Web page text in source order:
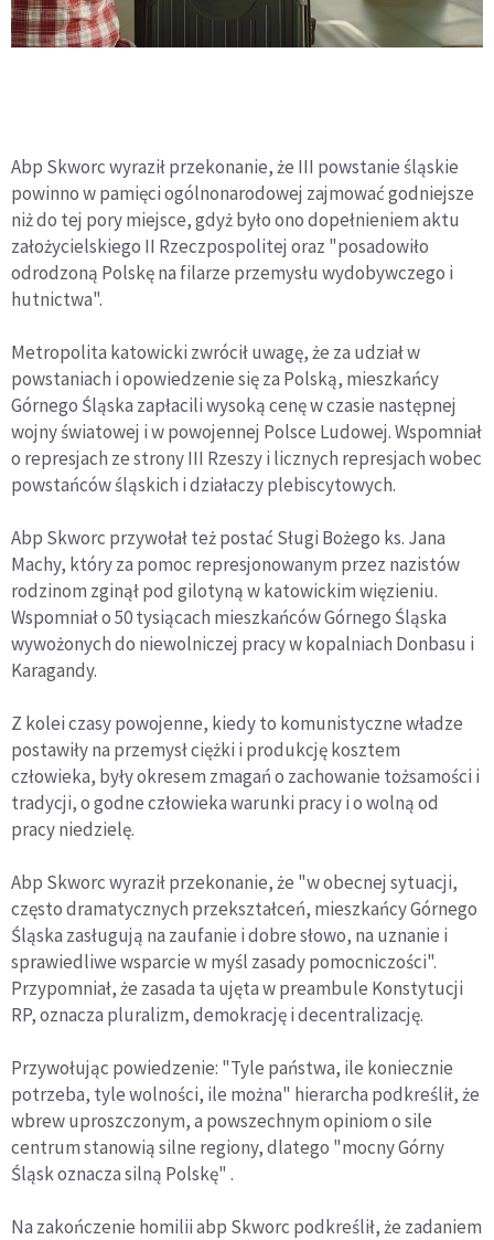
Abp Skworc wyraził przekonanie, że III powstanie śląskie
powinno w pamięci ogólnonarodowej zajmować godniejsze
niż do tej pory miejsce, gdyż było ono dopełnieniem aktu
założycielskiego II Rzeczpospolitej oraz "posadowiło
odrodzoną Polskę na filarze przemysłu wydobywczego i
hutnictwa".
Metropolita katowicki zwrócił uwagę, że za udział w
powstaniach i opowiedzenie się za Polską, mieszkańcy
Górnego Śląska zapłacili wysoką cenę w czasie następnej
wojny światowej i w powojennej Polsce Ludowej. Wspomniał
o represjach ze strony III Rzeszy i licznych represjach wobec
powstańców śląskich i działaczy plebiscytowych.
Abp Skworc przywołał też postać Sługi Bożego ks. Jana
Machy, który za pomoc represjonowanym przez nazistów
rodzinom zginął pod gilotyną w katowickim więzieniu.
Wspomniał o 50 tysiącach mieszkańców Górnego Śląska
wywożonych do niewolniczej pracy w kopalniach Donbasu i
Karagandy.
Z kolei czasy powojenne, kiedy to komunistyczne władze
postawiły na przemysł ciężki i produkcję kosztem
człowieka, były okresem zmagań o zachowanie tożsamości i
tradycji, o godne człowieka warunki pracy i o wolną od
pracy niedzielę.
Abp Skworc wyraził przekonanie, że "w obecnej sytuacji,
często dramatycznych przekształceń, mieszkańcy Górnego
Śląska zasługują na zaufanie i dobre słowo, na uznanie i
sprawiedliwe wsparcie w myśl zasady pomocniczości".
Przypomniał, że zasada ta ujęta w preambule Konstytucji
RP, oznacza pluralizm, demokrację i decentralizację.
Przywołując powiedzenie: "Tyle państwa, ile koniecznie
potrzeba, tyle wolności, ile można" hierarcha podkreślił, że
wbrew uproszczonym, a powszechnym opiniom o sile
centrum stanowią silne regiony, dlatego "mocny Górny
Śląsk oznacza silną Polskę" .
Na zakończenie homilii abp Skworc podkreślił, że zadaniem